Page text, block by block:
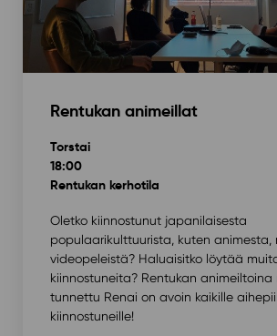
Rentukan animeillat
Torstai
18:00
Rentukan kerhotila
Oletko kiinnostunut japanilaisesta
populaarikulttuurista, kuten
videopeleistä? Haluaisitko löytää
kiinnostuneita? Rentukan animeiltoina
tunnettu Renai on avoin kaikille
kiinnostuneille!